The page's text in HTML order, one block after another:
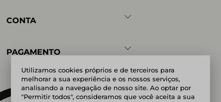
Utilizamos cookies próprios e de terceiros para
melhorar a sua experiência e os nossos serviços,
analisando a navegação de nosso site. Ao optar por
"Permitir todos", consideramos que você aceita a sua
CONTA
PAGAMENTO
Powered by Developed by